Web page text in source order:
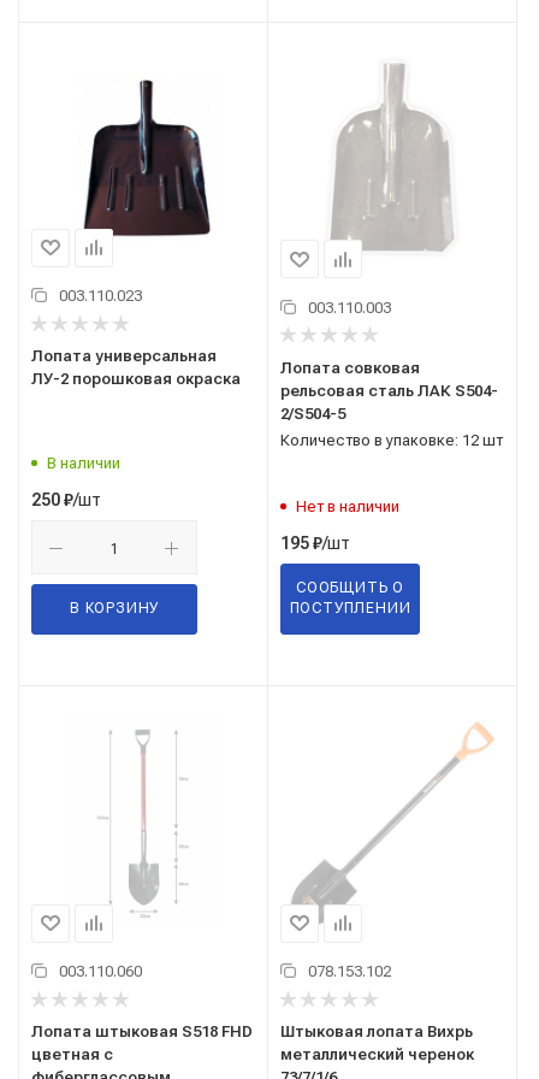
003.110.023
Лопата универсальная
ЛУ-2 порошковая окраска
В наличии
250₽/шт
В КОРЗИНУ
003.110.003
Лопата совковая
рельсовая сталь ЛАК S504-
2/S504-5
Количество в упаковке: 12 шт
Нет в наличии
195₽/шт
СООБЩИТЬ О
ПОСТУПЛЕНИИ
003.110.060
Лопата штыковая S518 FHD
цветная с
078.153.102
Штыковая лопата Вихрь
металлический черенок